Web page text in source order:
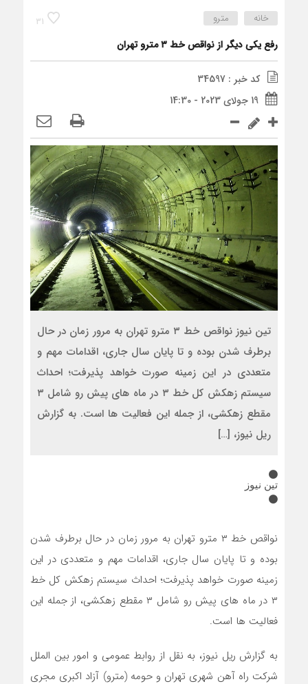
31 خانه مترو
رفع یکی دیگر از نواقص خط ۳ مترو تهران
کد خبر : 34597
19 جولای 2023 - 14:30
تین نیوز نواقص خط ۳ مترو تهران به مرور زمان در حال
برطرف شدن بوده و تا پایان سال جاری، اقدامات مهم و
متعددی در این زمینه صورت خواهد پذیرفت؛ احداث
سیستم زهکش کل خط ۳ در ماه های پیش رو شامل ۳
مقطع زهکشی، از جمله این فعالیت ها است. به گزارش
ریل نیوز، […]
تین نیوز
نواقص خط ۳ مترو تهران به مرور زمان در حال برطرف شدن
بوده و تا پایان سال جاری، اقدامات مهم و متعددی در این
زمینه صورت خواهد پذیرفت؛ احداث سیستم زهکش کل خط
۳ در ماه های پیش رو شامل ۳ مقطع زهکشی، از جمله این
فعالیت ها است.
به گزارش ریل نیوز، به نقل از روابط عمومی و امور بین الملل
شرکت راه آهن شهری تهران و حومه (مترو) آزاد اکبری مجری